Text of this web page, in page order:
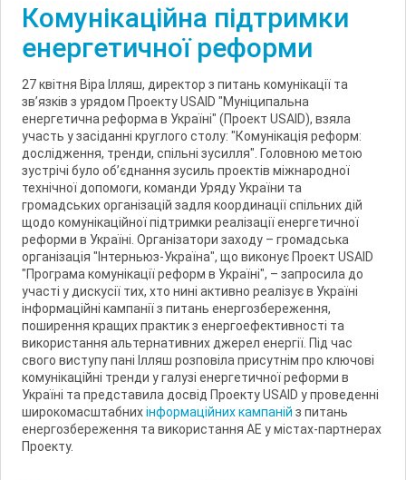
Комунікаційна підтримки
енергетичної реформи
27 квітня Віра Ілляш, директор з питань комунікації та
зв’язків з урядом Проекту USAID "Муніципальна
енергетична реформа в Україні" (Проект USAID), взяла
участь у засіданні круглого столу: "Комунікація реформ:
дослідження, тренди, спільні зусилля". Головною метою
зустрічі було об’єднання зусиль проектів міжнародної
технічної допомоги, команди Уряду України та
громадських організацій задля координації спільних дій
щодо комунікаційної підтримки реалізації енергетичної
реформи в Україні. Організатори заходу – громадська
організація "Інтерньюз-Україна", що виконує Проект USAID
"Програма комунікації реформ в Україні", – запросила до
участі у дискусії тих, хто нині активно реалізує в Україні
інформаційні кампанії з питань енергозбереження,
поширення кращих практик з енергоефективності та
використання альтернативних джерел енергії. Під час
свого виступу пані Ілляш розповіла присутнім про ключові
комунікаційні тренди у галузі енергетичної реформи в
Україні та представила досвід Проекту USAID у проведенні
широкомасштабнихінформаційних кампаній з питань
енергозбереження та використання АЕ у містах-партнерах
Проекту.